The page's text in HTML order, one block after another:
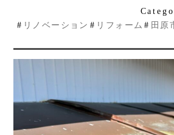
# リノベーション # リフォーム # 田原